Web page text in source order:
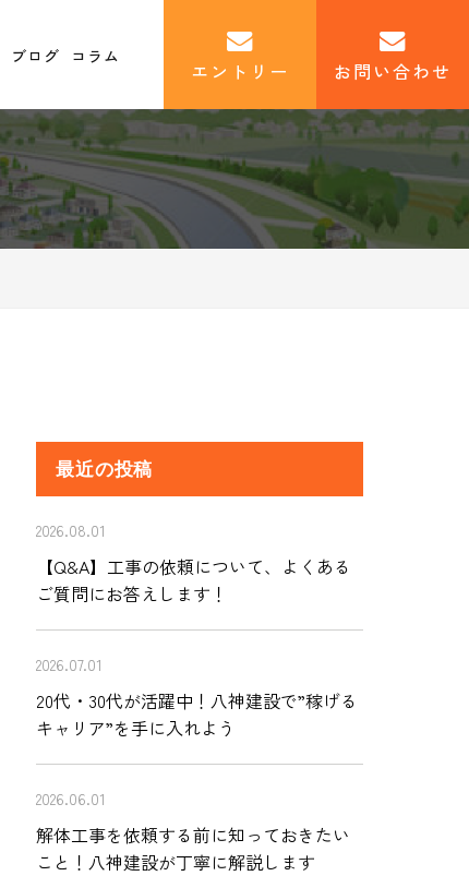
ブログ コラム
エントリー お問い合わせ
最近の投稿
2026.08.01
【Q&A】工事の依頼について、よくある
ご質問にお答えします！
2026.07.01
20代・30代が活躍中！八神建設で”稼げる
キャリア”を手に入れよう
2026.06.01
解体工事を依頼する前に知っておきたい
こと！八神建設が丁寧に解説します